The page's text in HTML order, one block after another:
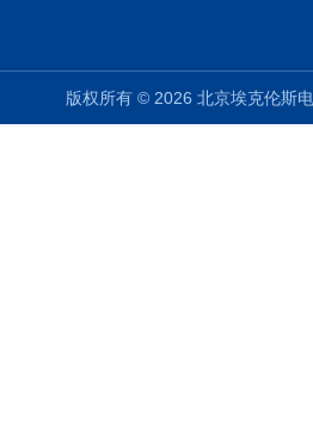
版权所有 © 2026 北京埃克伦